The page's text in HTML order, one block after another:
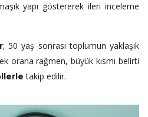
yapı göstererek ileri inceleme
; 50 yaş sonrası toplumun yaklaşık
orana rağmen, büyük kısmı belirti
takip edilir.